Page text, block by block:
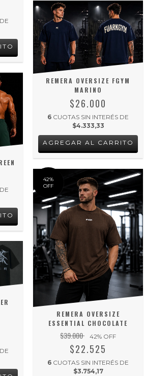
REMERA OVERSIZE FGYM
MARINO
$26.000
6 CUOTAS SIN INTERÉS DE
$4.333,33
AGREGAR AL CARRITO
42%
OFF
REMERA OVERSIZE
ESSENTIAL CHOCOLATE
$39.000 42% OFF
$22.525
6 CUOTAS SIN INTERÉS DE
$3.754,17